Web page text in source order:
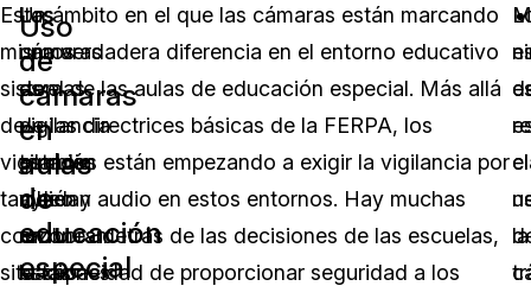
Estos
mismos
sistemas
de
vigilancia
también
corroboran
situaciones
Las
cámaras
de
vigilancia
también
ayudan
en
estas
Uso
de
cámaras
en
aulas
de
educación
especial
Un ámbito en el que las cámaras están marcando
una verdadera diferencia en el entorno educativo
es el de las aulas de educación especial. Más allá
de las directrices básicas de la FERPA, los
estados están empezando a exigir la vigilancia por
vídeo y audio en estos entornos. Hay muchas
razones detrás de las decisiones de las escuelas,
la capacidad de proporcionar seguridad a los
el
la